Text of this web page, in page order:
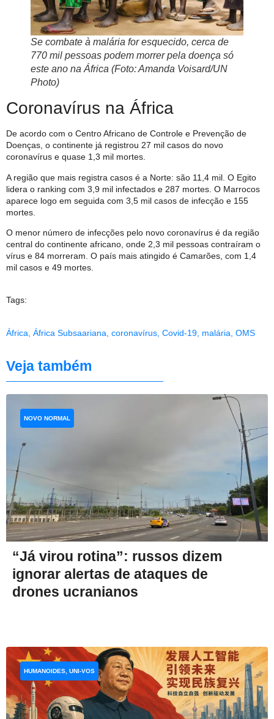
Se combate à malária for esquecido, cerca de
770 mil pessoas podem morrer pela doença só
este ano na África (Foto: Amanda Voisard/UN
Photo)
Coronavírus na África
De acordo com o Centro Africano de Controle e Prevenção de
Doenças, o continente já registrou 27 mil casos do novo
coronavírus e quase 1,3 mil mortes.
A região que mais registra casos é a Norte: são 11,4 mil. O Egito
lidera o ranking com 3,9 mil infectados e 287 mortes. O Marrocos
aparece logo em seguida com 3,5 mil casos de infecção e 155
mortes.
O menor número de infecções pelo novo coronavírus é da região
central do continente africano, onde 2,3 mil pessoas contraíram o
vírus e 84 morreram. O país mais atingido é Camarões, com 1,4
mil casos e 49 mortes.
Tags:
África África Subsaariana coronavírus Covid-19 malária OMS
Veja também
“Já virou rotina”: russos dizem
ignorar alertas de ataques de
drones ucranianos
NOVO NORMAL
HUMANOIDES, UNI-VOS